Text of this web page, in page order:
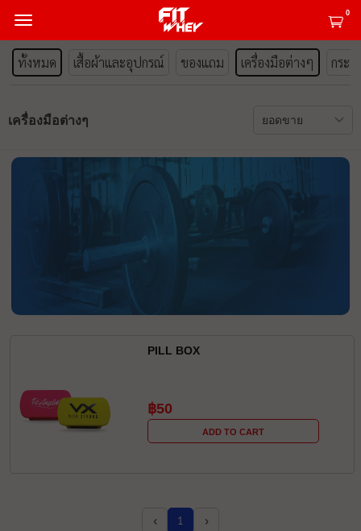
0
ทั้งหมด เสื้อผ้าและอุปกรณ์ ของแถม เครื่องมือต่างๆ กระปุ
เครื่องมือต่างๆ
PILL BOX
฿50
ADD TO CART
‹ 1 ›